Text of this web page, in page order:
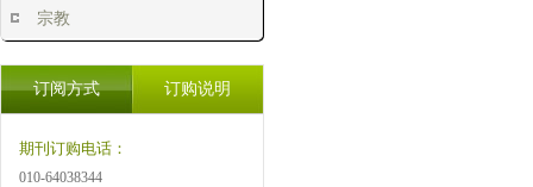
宗教
订阅方式 订购说明
期刊订购电话：
010-64038344